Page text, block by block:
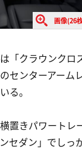
画像(26
「クラウンク
センターアー
る。
置きパワート
セダン」でし